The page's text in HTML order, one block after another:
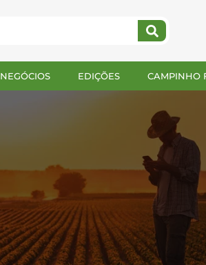
NEGÓCIOS EDIÇÕES CAMPINHO